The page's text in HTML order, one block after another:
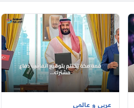
عربي و عالمي